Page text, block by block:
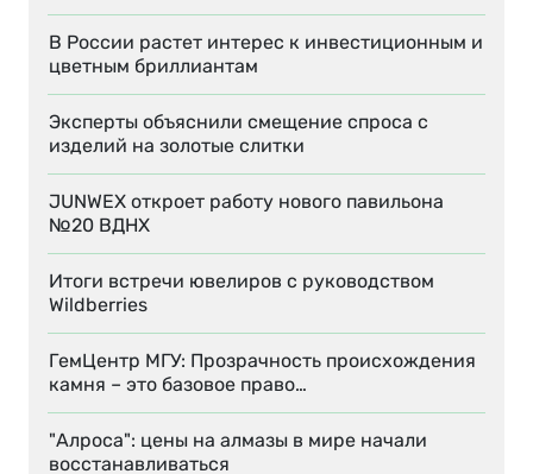
В России растет интерес к инвестиционным и
цветным бриллиантам
Эксперты объяснили смещение спроса с
изделий на золотые слитки
JUNWEX откроет работу нового павильона
№20 ВДНХ
Итоги встречи ювелиров с руководством
Wildberries
ГемЦентр МГУ: Прозрачность происхождения
камня – это базовое право…
"Алроса": цены на алмазы в мире начали
восстанавливаться